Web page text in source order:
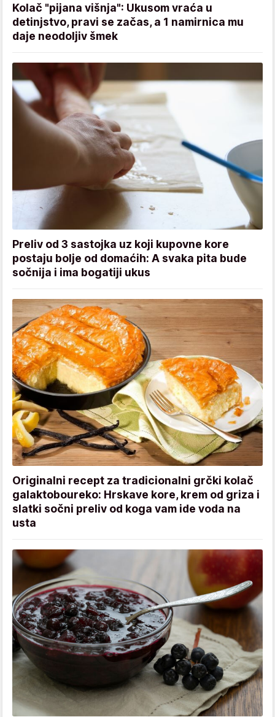
Kolač "pijana višnja": Ukusom vraća u
detinjstvo, pravi se začas, a 1 namirnica mu
daje neodoljiv šmek
Preliv od 3 sastojka uz koji kupovne kore
postaju bolje od domaćih: A svaka pita bude
sočnija i ima bogatiji ukus
Originalni recept za tradicionalni grčki kolač
galaktoboureko: Hrskave kore, krem od griza i
slatki sočni preliv od koga vam ide voda na
usta